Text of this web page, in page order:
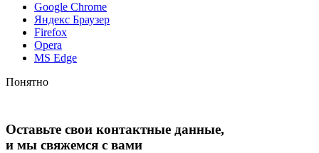
Google Chrome
Яндекс Браузер
Firefox
Opera
MS Edge
Понятно
Оставьте свои контактные данные,
и мы свяжемся с вами